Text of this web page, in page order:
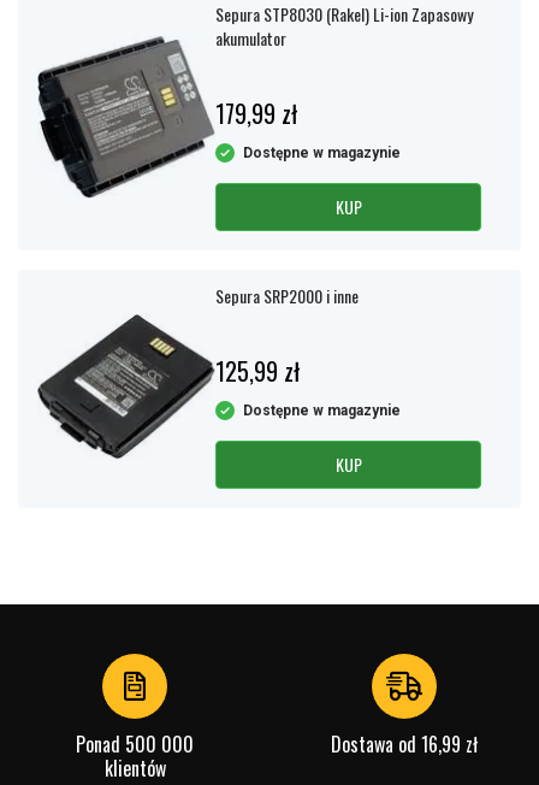
Sepura STP8030 (Rakel) Li-ion Zapasowy
akumulator
179,99 zł
Dostępne w magazynie
KUP
Sepura SRP2000 i inne
125,99 zł
Dostępne w magazynie
KUP
Ponad 500 000
klientów
Dostawa od 16,99 zł